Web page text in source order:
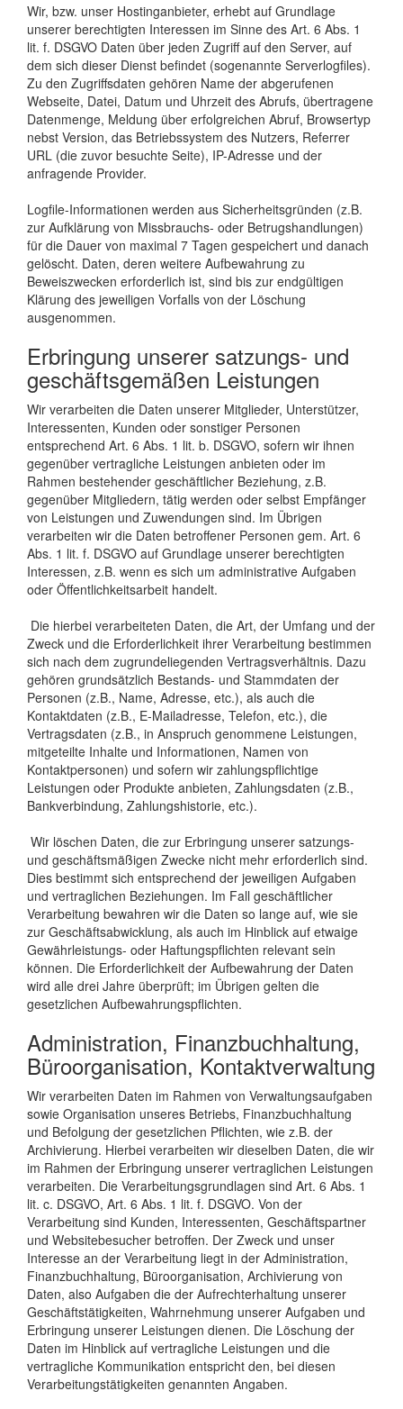
Wir, bzw. unser Hostinganbieter, erhebt auf Grundlage
unserer berechtigten Interessen im Sinne des Art. 6 Abs. 1
lit. f. DSGVO Daten über jeden Zugriff auf den Server, auf
dem sich dieser Dienst befindet (sogenannte Serverlogfiles).
Zu den Zugriffsdaten gehören Name der abgerufenen
Webseite, Datei, Datum und Uhrzeit des Abrufs, übertragene
Datenmenge, Meldung über erfolgreichen Abruf, Browsertyp
nebst Version, das Betriebssystem des Nutzers, Referrer
URL (die zuvor besuchte Seite), IP-Adresse und der
anfragende Provider.
Logfile-Informationen werden aus Sicherheitsgründen (z.B.
zur Aufklärung von Missbrauchs- oder Betrugshandlungen)
für die Dauer von maximal 7 Tagen gespeichert und danach
gelöscht. Daten, deren weitere Aufbewahrung zu
Beweiszwecken erforderlich ist, sind bis zur endgültigen
Klärung des jeweiligen Vorfalls von der Löschung
ausgenommen.
Erbringung unserer satzungs- und
geschäftsgemäßen Leistungen
Wir verarbeiten die Daten unserer Mitglieder, Unterstützer,
Interessenten, Kunden oder sonstiger Personen
entsprechend Art. 6 Abs. 1 lit. b. DSGVO, sofern wir ihnen
gegenüber vertragliche Leistungen anbieten oder im
Rahmen bestehender geschäftlicher Beziehung, z.B.
gegenüber Mitgliedern, tätig werden oder selbst Empfänger
von Leistungen und Zuwendungen sind. Im Übrigen
verarbeiten wir die Daten betroffener Personen gem. Art. 6
Abs. 1 lit. f. DSGVO auf Grundlage unserer berechtigten
Interessen, z.B. wenn es sich um administrative Aufgaben
oder Öffentlichkeitsarbeit handelt.
Die hierbei verarbeiteten Daten, die Art, der Umfang und der
Zweck und die Erforderlichkeit ihrer Verarbeitung bestimmen
sich nach dem zugrundeliegenden Vertragsverhältnis. Dazu
gehören grundsätzlich Bestands- und Stammdaten der
Personen (z.B., Name, Adresse, etc.), als auch die
Kontaktdaten (z.B., E-Mailadresse, Telefon, etc.), die
Vertragsdaten (z.B., in Anspruch genommene Leistungen,
mitgeteilte Inhalte und Informationen, Namen von
Kontaktpersonen) und sofern wir zahlungspflichtige
Leistungen oder Produkte anbieten, Zahlungsdaten (z.B.,
Bankverbindung, Zahlungshistorie, etc.).
Wir löschen Daten, die zur Erbringung unserer satzungs-
und geschäftsmäßigen Zwecke nicht mehr erforderlich sind.
Dies bestimmt sich entsprechend der jeweiligen Aufgaben
und vertraglichen Beziehungen. Im Fall geschäftlicher
Verarbeitung bewahren wir die Daten so lange auf, wie sie
zur Geschäftsabwicklung, als auch im Hinblick auf etwaige
Gewährleistungs- oder Haftungspflichten relevant sein
können. Die Erforderlichkeit der Aufbewahrung der Daten
wird alle drei Jahre überprüft; im Übrigen gelten die
gesetzlichen Aufbewahrungspflichten.
Administration, Finanzbuchhaltung,
Büroorganisation, Kontaktverwaltung
Wir verarbeiten Daten im Rahmen von Verwaltungsaufgaben
sowie Organisation unseres Betriebs, Finanzbuchhaltung
und Befolgung der gesetzlichen Pflichten, wie z.B. der
Archivierung. Hierbei verarbeiten wir dieselben Daten, die wir
im Rahmen der Erbringung unserer vertraglichen Leistungen
verarbeiten. Die Verarbeitungsgrundlagen sind Art. 6 Abs. 1
lit. c. DSGVO, Art. 6 Abs. 1 lit. f. DSGVO. Von der
Verarbeitung sind Kunden, Interessenten, Geschäftspartner
und Websitebesucher betroffen. Der Zweck und unser
Interesse an der Verarbeitung liegt in der Administration,
Finanzbuchhaltung, Büroorganisation, Archivierung von
Daten, also Aufgaben die der Aufrechterhaltung unserer
Geschäftstätigkeiten, Wahrnehmung unserer Aufgaben und
Erbringung unserer Leistungen dienen. Die Löschung der
Daten im Hinblick auf vertragliche Leistungen und die
vertragliche Kommunikation entspricht den, bei diesen
Verarbeitungstätigkeiten genannten Angaben.